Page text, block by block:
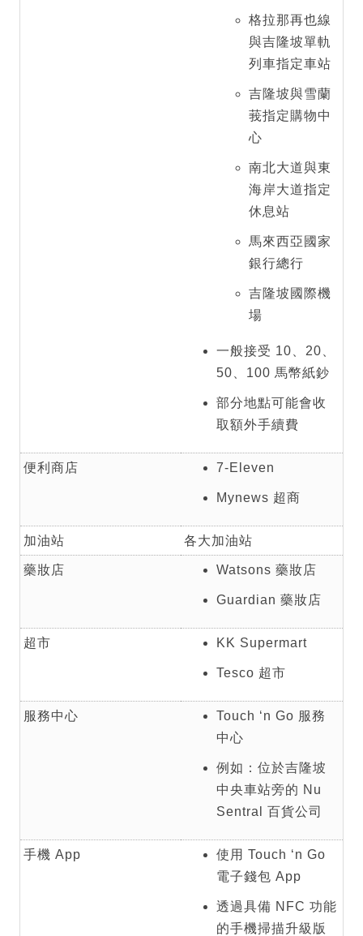
格拉那再也線
與吉隆坡單軌
列車指定車站
吉隆坡與雪蘭
莪指定購物中
心
南北大道與東
海岸大道指定
休息站
馬來西亞國家
銀行總行
吉隆坡國際機
場
一般接受 10、20、
50、100 馬幣紙鈔
部分地點可能會收
取額外手續費
便利商店 7-Eleven
Mynews 超商
加油站 各大加油站
藥妝店 Watsons 藥妝店
Guardian 藥妝店
超市 KK Supermart
Tesco 超市
服務中心
Touch ‘n Go 服務
中心
例如：位於吉隆坡
中央車站旁的 Nu
Sentral 百貨公司
手機 App
使用 Touch ‘n Go
電子錢包 App
透過具備 NFC 功能
的手機掃描升級版